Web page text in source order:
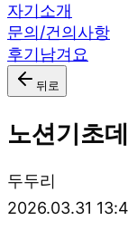
자기소개
문의/건의사항
후기남겨요
뒤로
노션기초
두두리
2026.03.31